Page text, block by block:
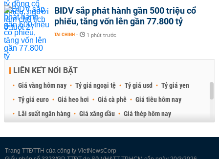
BIDV sắp phát hành gần 500 triệu cổ
phiếu, tăng vốn lên gần 77.800 tỷ
TÀI CHÍNH - 1 phút trước
LIÊN KẾT NỔI BẬT
Giá vàng hôm nay Tỷ giá ngoại tệ Tỷ giá usd
Tỷ giá yen
Tỷ giá euro
Giá heo hơi Giá cà phê
Giá tiêu hôm nay
Lãi suất ngân hàng
Giá xăng dầu
Giá thép hôm nay
Trang TTĐTTH của công ty VietNewsCorp